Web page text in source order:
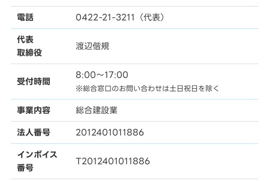
電話 0422-21-3211（代表）
代表
取締役
渡辺偕規
受付時間
8:00〜17:00
※総合窓口のお問い合わせは土日祝日を除く
事業内容 総合建設業
法人番号 2012401011886
インボイス
番号
T2012401011886